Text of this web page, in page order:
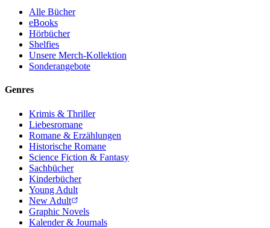
Alle Bücher
eBooks
Hörbücher
Shelfies
Unsere Merch-Kollektion
Sonderangebote
Genres
Krimis & Thriller
Liebesromane
Romane & Erzählungen
Historische Romane
Science Fiction & Fantasy
Sachbücher
Kinderbücher
Young Adult
New Adult
Graphic Novels
Kalender & Journals